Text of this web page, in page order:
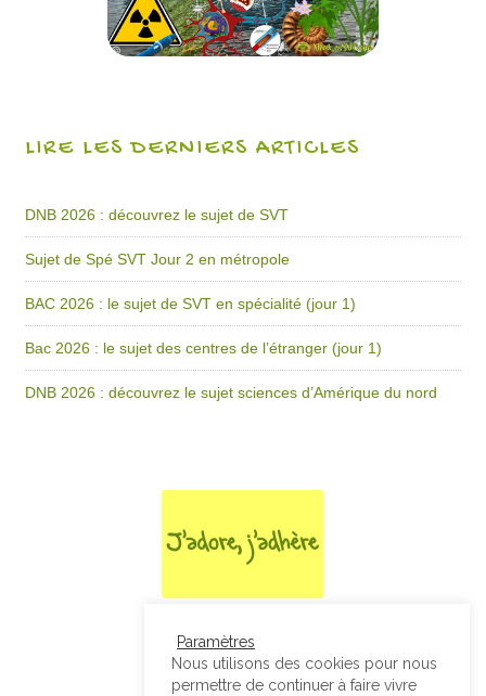
LIRE LES DERNIERS ARTICLES
DNB 2026 : découvrez le sujet de SVT
Sujet de Spé SVT Jour 2 en métropole
BAC 2026 : le sujet de SVT en spécialité (jour 1)
Bac 2026 : le sujet des centres de l’étranger (jour 1)
DNB 2026 : découvrez le sujet sciences d’Amérique du nord
Paramètres
Nous utilisons des cookies pour nous
permettre de continuer à faire vivre